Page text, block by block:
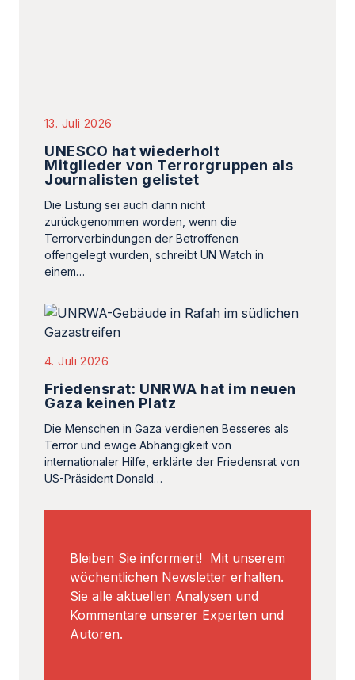
13. Juli 2026
UNESCO hat wiederholt
Mitglieder von Terrorgruppen als
Journalisten gelistet
Die Listung sei auch dann nicht
zurückgenommen worden, wenn die
Terrorverbindungen der Betroffenen
offengelegt wurden, schreibt UN Watch in
einem…
4. Juli 2026
Friedensrat: UNRWA hat im neuen
Gaza keinen Platz
Die Menschen in Gaza verdienen Besseres als
Terror und ewige Abhängigkeit von
internationaler Hilfe, erklärte der Friedensrat von
US-Präsident Donald…
Bleiben Sie informiert! Mit unserem
wöchentlichen Newsletter erhalten.
Sie alle aktuellen Analysen und
Kommentare unserer Experten und
Autoren.